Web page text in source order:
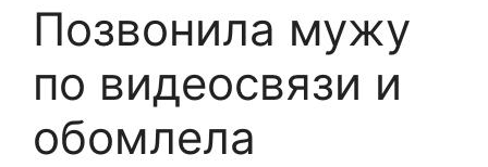
Позвонила мужу
по видеосвязи и
обомлела